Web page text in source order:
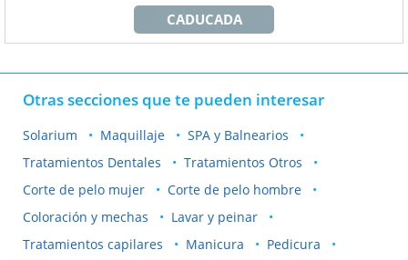
CADUCADA
Otras secciones que te pueden interesar
Solarium Maquillaje
SPA y Balnearios
Tratamientos Dentales
Tratamientos Otros
Corte de pelo mujer
Corte de pelo hombre
Coloración y mechas
Lavar y peinar
Tratamientos capilares
Manicura
Pedicura